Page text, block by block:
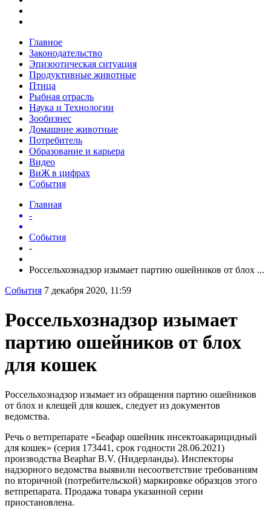
Главное
Законодательство
Эпизоотическая ситуация
Продуктивные животные
Птица
Рыбная отрасль
Наука и Технологии
Зообизнес
Домашние животные
Потребитель
Образование и карьера
Видео
ВиЖ в цифрах
События
Главная
-
События
-
Россельхознадзор изымает партию ошейников от блох ...
События 7 декабря 2020, 11:59
Россельхознадзор изымает
партию ошейников от блох
для кошек
Россельхознадзор изымает из обращения партию ошейников
от блох и клещей для кошек, следует из документов
ведомства.
Речь о ветпрепарате «Беафар ошейник инсектоакарицидный
для кошек» (серия 173441, срок годности 28.06.2021)
производства Beaphar B.V. (Нидерланды). Инспекторы
надзорного ведомства выявили несоответствие требованиям
по вторичной (потребительской) маркировке образцов этого
ветпрепарата. Продажа товара указанной серии
приостановлена.